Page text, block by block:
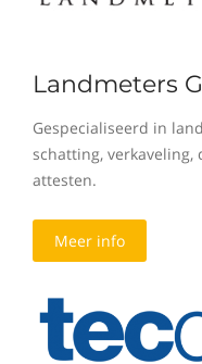
Landmeters
Gespecialiseerd in
schatting,
attesten.
Meer info